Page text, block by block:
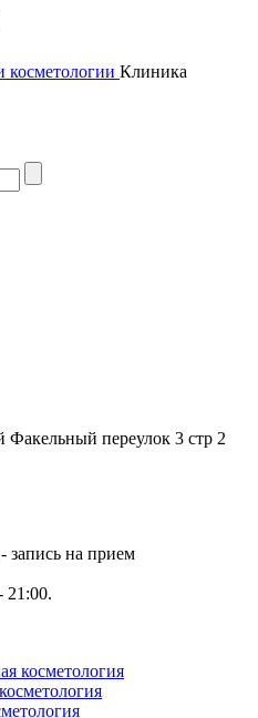
Клиника
Факельный переулок 3 стр 2
21:00.
косметология